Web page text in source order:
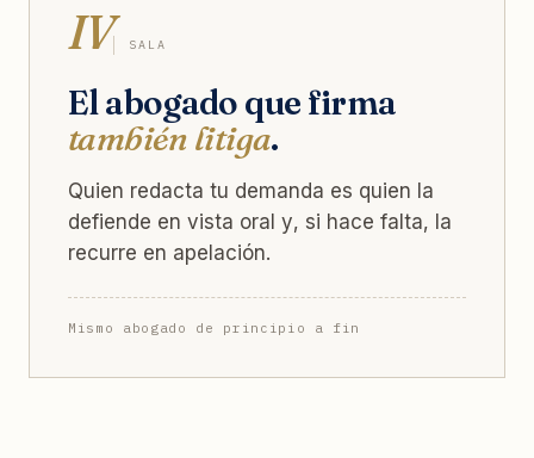
IV SALA
El abogado que firma
también litiga.
Quien redacta tu demanda es quien la
defiende en vista oral y, si hace falta, la
recurre en apelación.
Mismo abogado de principio a fin